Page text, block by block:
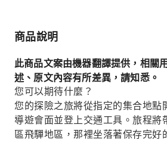
商品說明
此商品文案由機器翻譯提供，相關
述、原文內容有所差異，請知悉。
您可以期待什麼？
您的探險之旅將從指定的集合地點
導遊會面並登上交通工具。旅程將
區飛驒地區，那裡坐落著保存完好